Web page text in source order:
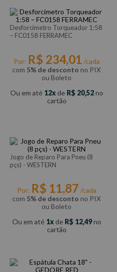
Desforcímetro Torqueador 1:58
– FC0158 FERRAMEC
Por: R$ 234,01 /cada
com 5% de desconto no PIX
ou Boleto
Ou em até 12 de R$ 20,52no
cartão
Jogo de Reparo Para Pneu (8
pçs) - WESTERN
Por: R$ 11,87 /cada
com 5% de desconto no PIX
ou Boleto
Ou em até 1 de R$ 12,49no
cartão